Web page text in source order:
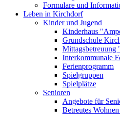
Formulare und
Leben in Kirchdorf
Kinder und Jugend
Kinderhaus
Grundschule
Interkommunale
Ferienprogramm
Spielgruppen
Spielplätze
Senioren
Angebote für
Betreutes